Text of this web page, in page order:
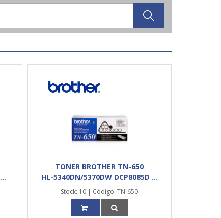
TONER BROTHER TN-650
HL-5340DN/5370DW DCP8085D ...
Stock: 10 | Código: TN-650